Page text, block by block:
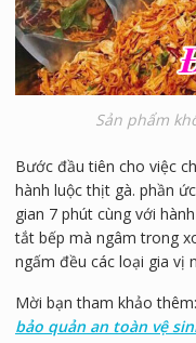
Sản phẩm
Bước đầu tiên cho việc
hành luộc thịt gà. phần
gian 7 phút cùng với
tắt bếp mà ngâm trong
ngấm đều các loại gia vị
Mời bạn tham khảo thêm:
bảo quản an toàn vệ